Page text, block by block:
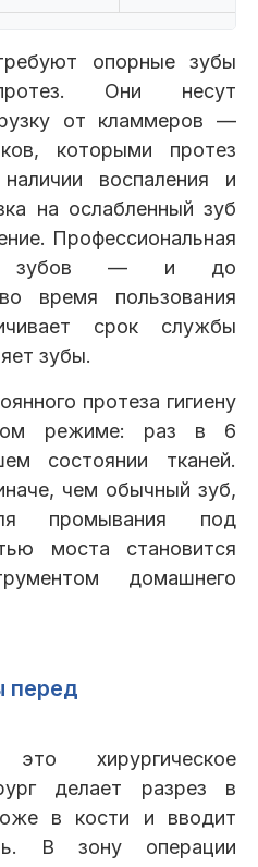
опорные зубы
Они несут
от кламмеров —
которыми протез
воспаления и
на ослабленный зуб
Профессиональная
зубов — и до
время пользования
срок службы
зубы.
протеза гигиену
режиме: раз в 6
состоянии тканей.
чем обычный зуб,
промывания под
моста становится
домашнего
перед
хирургическое
делает разрез в
в кости и вводит
В зону операции